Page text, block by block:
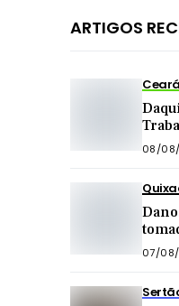
ARTIGOS
Ceará
08/
das
07/